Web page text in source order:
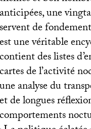
anticipées, une
servent de
est une véritable
contient des listes
cartes de l’activité
une analyse du
et de longues
comportements